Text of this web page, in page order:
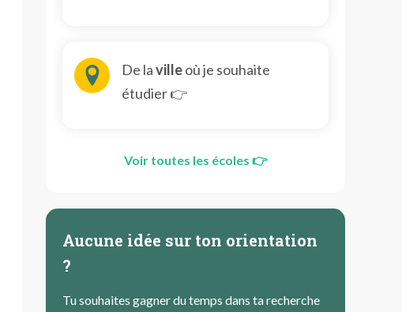
De lavilleoù je souhaite
étudier 👉
Voir toutes les écoles 👉
Aucune idée sur ton orientation
?
Tu souhaites gagner du temps dans ta recherche